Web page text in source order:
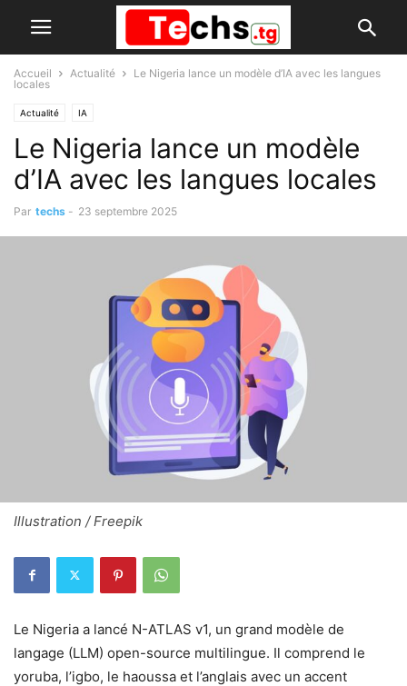
Accueil Actualité
Le Nigeria lance un modèle d’IA avec les langues
locales
Actualité IA
Le Nigeria lance un modèle
d’IA avec les langues locales
Par techs - 23 septembre 2025
Illustration / Freepik
Le Nigeria a lancé N-ATLAS v1, un grand modèle de
langage (LLM) open-source multilingue. Il comprend le
yoruba, l’igbo, le haoussa et l’anglais avec un accent